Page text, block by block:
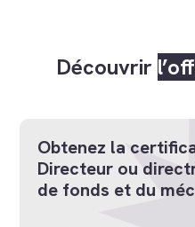
Découvrir
Obtenez la
Directeur ou
de fonds et du